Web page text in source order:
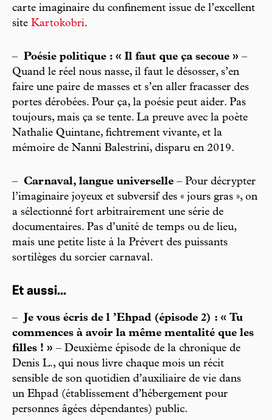
carte imaginaire du confinement issue de l’excellent
site Kartokobri.
– Poésie politique : « Il faut que ça secoue » –
Quand le réel nous nasse, il faut le désosser, s’en
faire une paire de masses et s’en aller fracasser des
portes dérobées. Pour ça, la poésie peut aider. Pas
toujours, mais ça se tente. La preuve avec la poète
Nathalie Quintane, fichtrement vivante, et la
mémoire de Nanni Balestrini, disparu en 2019.
– Carnaval, langue universelle – Pour décrypter
l’imaginaire joyeux et subversif des « jours gras », on
a sélectionné fort arbitrairement une série de
documentaires. Pas d’unité de temps ou de lieu,
mais une petite liste à la Prévert des puissants
sortilèges du sorcier carnaval.
Et aussi...
–
Je vous écris de l ’Ehpad (épisode 2) : « Tu
commences à avoir la même mentalité que les
filles ! » – Deuxième épisode de la chronique de
Denis L., qui nous livre chaque mois un récit
sensible de son quotidien d’auxiliaire de vie dans
un Ehpad (établissement d’hébergement pour
personnes âgées dépendantes) public.